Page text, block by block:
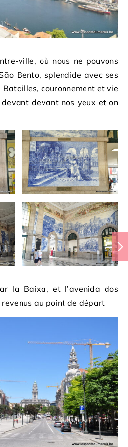
ville, où nous ne pouvons
Bento, splendide avec ses
Batailles, couronnement et vie
devant devant nos yeux et on
la Baixa, et l’avenida dos
au point de départ